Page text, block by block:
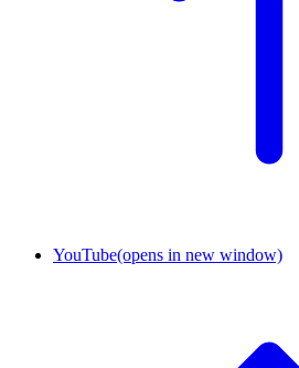
YouTube(opens in new window)